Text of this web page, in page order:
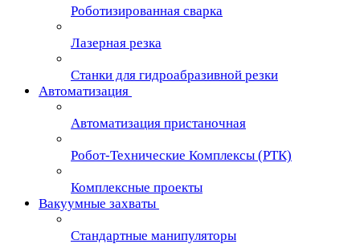
Роботизированная сварка
Лазерная резка
Станки для гидроабразивной резки
Автоматизация
Автоматизация пристаночная
Робот-Технические Комплексы (РТК)
Комплексные проекты
Вакуумные захваты
Стандартные манипуляторы